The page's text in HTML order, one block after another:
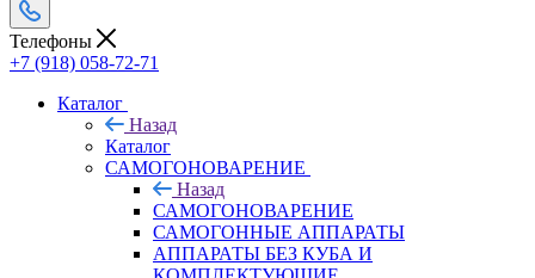
Телефоны
+7 (918) 058-72-71
Каталог
Назад
Каталог
САМОГОНОВАРЕНИЕ
Назад
САМОГОНОВАРЕНИЕ
САМОГОННЫЕ АППАРАТЫ
АППАРАТЫ БЕЗ КУБА И